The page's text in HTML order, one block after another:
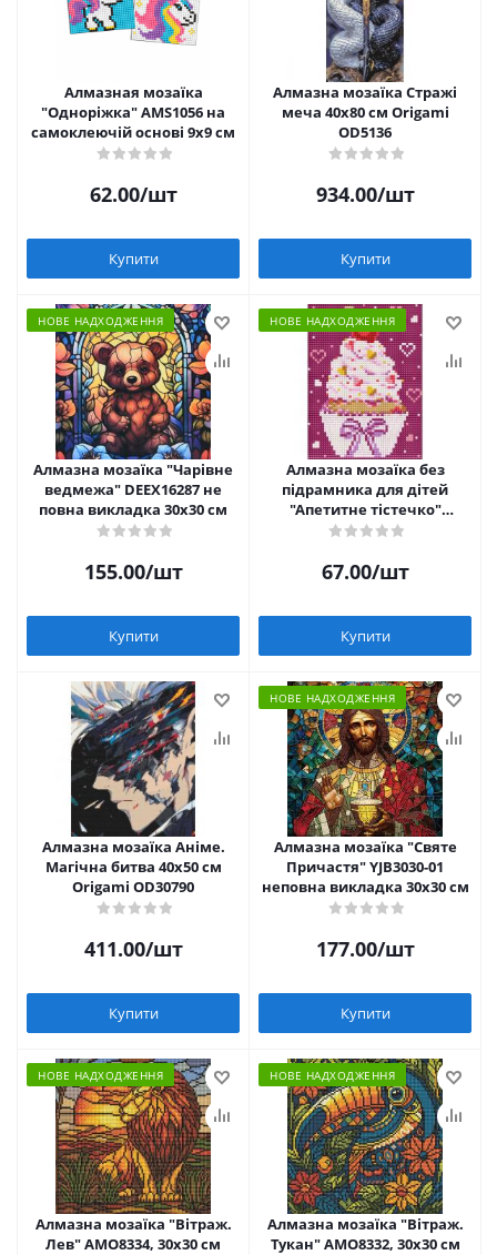
Алмазная мозаїка
"Одноріжка" AMS1056 на
самоклеючій основі 9x9 см
62.00/шт
Купити
Алмазна мозаїка Стражі
меча 40х80 см Origami
OD5136
934.00/шт
Купити
НОВЕ НАДХОДЖЕННЯ
Алмазна мозаїка "Чарівне
ведмежа" DEEX16287 не
повна викладка 30х30 см
155.00/шт
Купити
НОВЕ НАДХОДЖЕННЯ
Алмазна мозаїка без
підрамника для дітей
"Апетитне тістечко"
AMM1036, 15х20 см
67.00/шт
Купити
Алмазна мозаїка Аніме.
Магічна битва 40х50 см
Origami OD30790
411.00/шт
Купити
НОВЕ НАДХОДЖЕННЯ
Алмазна мозаїка "Святе
Причастя" YJB3030-01
неповна викладка 30х30 см
177.00/шт
Купити
НОВЕ НАДХОДЖЕННЯ
Алмазна мозаїка "Вітраж.
Лев" AMO8334, 30х30 см
НОВЕ НАДХОДЖЕННЯ
Алмазна мозаїка "Вітраж.
Тукан" AMO8332, 30х30 см